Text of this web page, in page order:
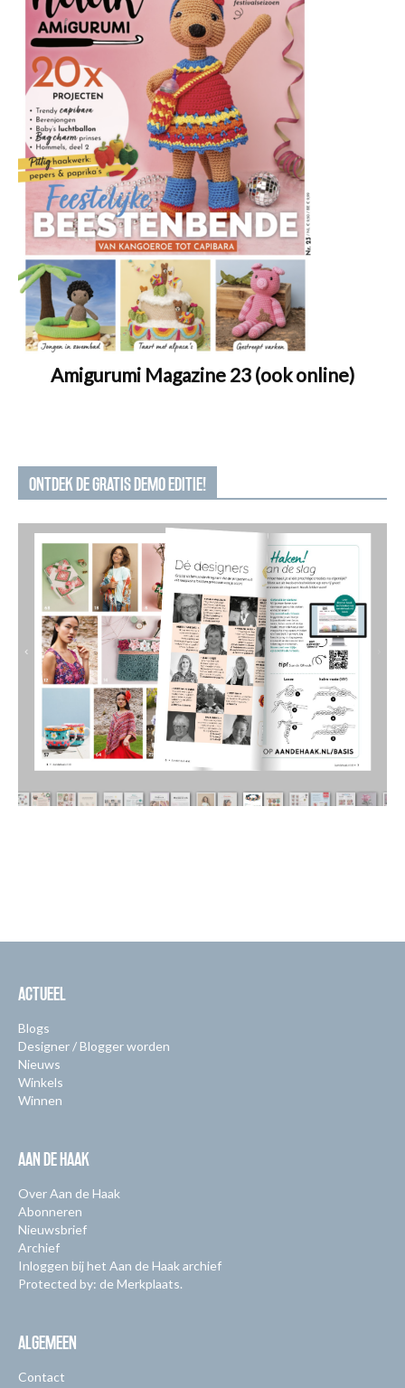
Amigurumi Magazine 23 (ook online)
ONTDEK DE GRATIS DEMO EDITIE!
ACTUEEL
Blogs
Designer / Blogger worden
Nieuws
Winkels
Winnen
AAN DE HAAK
Over Aan de Haak
Abonneren
Nieuwsbrief
Archief
Inloggen bij het Aan de Haak archief
Protected by: de Merkplaats.
ALGEMEEN
Contact